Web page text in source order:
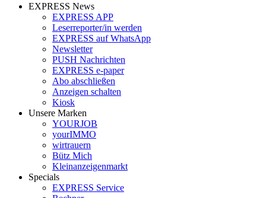
EXPRESS News
EXPRESS APP
Leserreporter/in werden
EXPRESS auf WhatsApp
Newsletter
PUSH Nachrichten
EXPRESS e-paper
Abo abschließen
Anzeigen schalten
Kiosk
Unsere Marken
YOURJOB
yourIMMO
wirtrauern
Bütz Mich
Kleinanzeigenmarkt
Specials
EXPRESS Service